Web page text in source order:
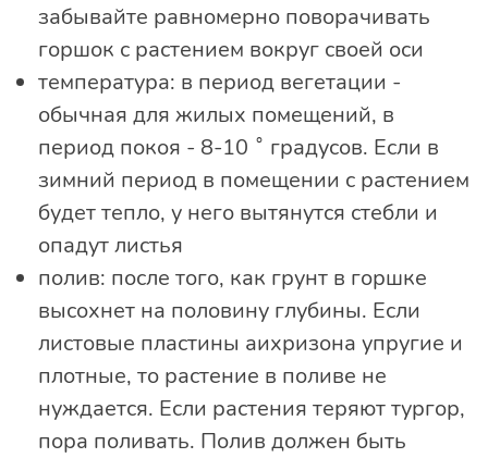
забывайте равномерно поворачивать
горшок с растением вокруг своей оси
температура: в период вегетации -
обычная для жилых помещений, в
период покоя - 8-10 ˚ градусов. Если в
зимний период в помещении с растением
будет тепло, у него вытянутся стебли и
опадут листья
полив: после того, как грунт в горшке
высохнет на половину глубины. Если
листовые пластины аихризона упругие и
плотные, то растение в поливе не
нуждается. Если растения теряют тургор,
пора поливать. Полив должен быть